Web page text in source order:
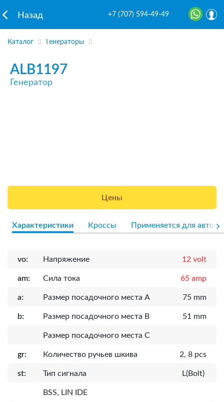
Назад +7 (707) 594-49-49
Каталог Генераторы
ALB1197
Генератор
Цены
Характеристики Кроссы Применяется для авто
vo: Напряжение 12 volt
am: Сила тока 65 amp
a: Размер посадочного места A 75 mm
b: Размер посадочного места B 51 mm
Размер посадочного места C
gr: Количество ручьев шкива 2, 8 pcs
st: Тип сигнала L(Bolt)
BSS, LIN IDE